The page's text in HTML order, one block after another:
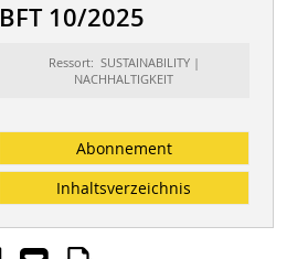
BFT 10/2025
Ressort: SUSTAINABILITY |
NACHHALTIGKEIT
Abonnement
Inhaltsverzeichnis